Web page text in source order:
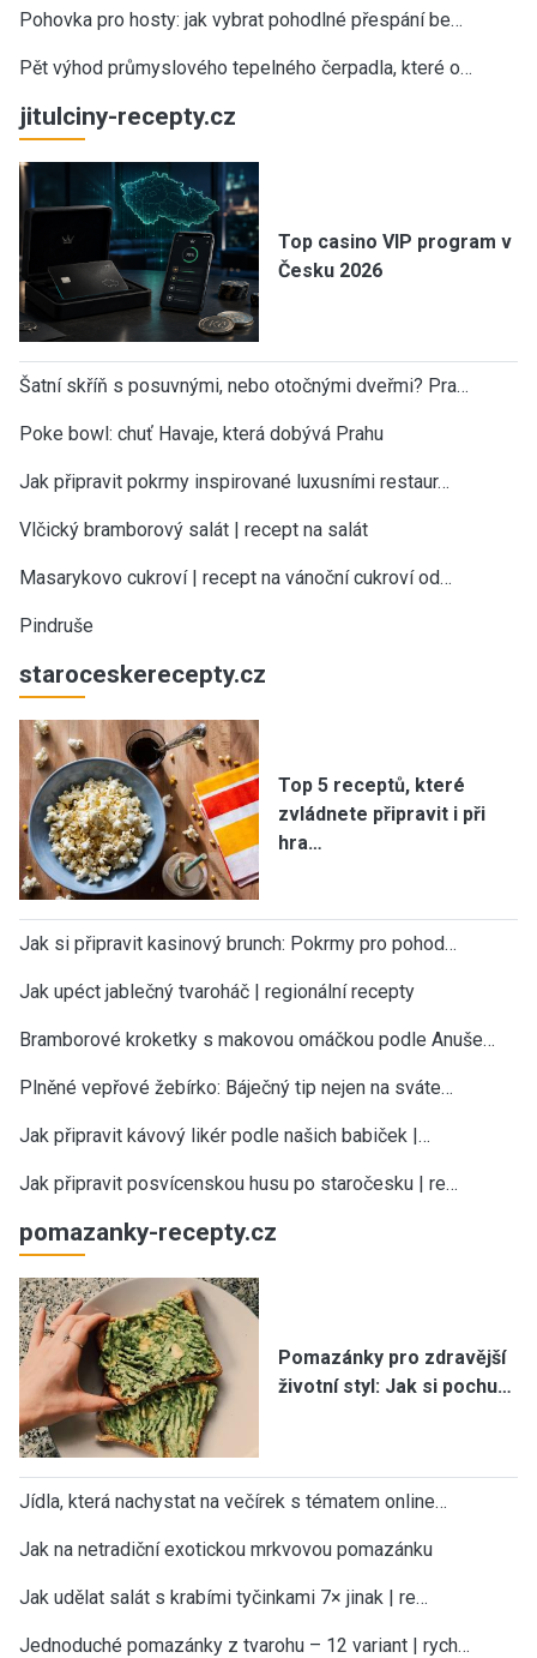
Pohovka pro hosty: jak vybrat pohodlné přespání be…
Pět výhod průmyslového tepelného čerpadla, které o…
jitulciny-recepty.cz
Top casino VIP program v
Česku 2026
Šatní skříň s posuvnými, nebo otočnými dveřmi? Pra…
Poke bowl: chuť Havaje, která dobývá Prahu
Jak připravit pokrmy inspirované luxusními restaur…
Vlčický bramborový salát | recept na salát
Masarykovo cukroví | recept na vánoční cukroví od…
Pindruše
staroceskerecepty.cz
Top 5 receptů, které
zvládnete připravit i při
hra…
Jak si připravit kasinový brunch: Pokrmy pro pohod…
Jak upéct jablečný tvaroháč | regionální recepty
Bramborové kroketky s makovou omáčkou podle Anuše…
Plněné vepřové žebírko: Báječný tip nejen na sváte…
Jak připravit kávový likér podle našich babiček |…
Jak připravit posvícenskou husu po staročesku | re…
pomazanky-recepty.cz
Pomazánky pro zdravější
životní styl: Jak si pochu…
Jídla, která nachystat na večírek s tématem online…
Jak na netradiční exotickou mrkvovou pomazánku
Jak udělat salát s krabími tyčinkami 7× jinak | re…
Jednoduché pomazánky z tvarohu – 12 variant | rych…